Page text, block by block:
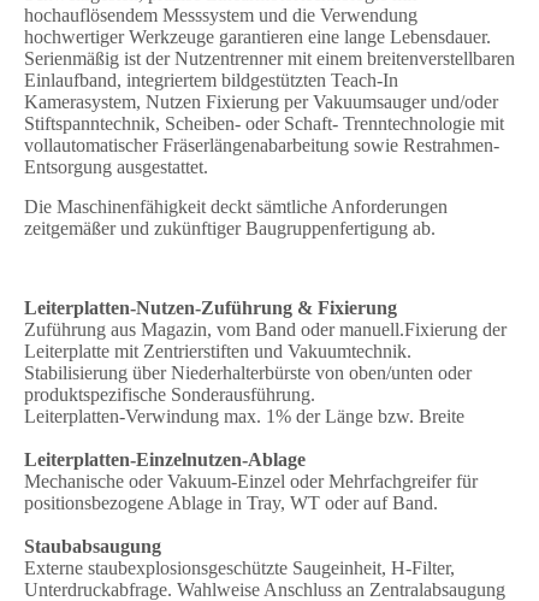
hochauflösendem Messsystem und die Verwendung
hochwertiger Werkzeuge garantieren eine lange Lebensdauer.
Serienmäßig ist der Nutzentrenner mit einem breitenverstellbaren
Einlaufband, integriertem bildgestützten Teach-In
Kamerasystem, Nutzen Fixierung per Vakuumsauger und/oder
Stiftspanntechnik, Scheiben- oder Schaft- Trenntechnologie mit
vollautomatischer Fräserlängenabarbeitung sowie Restrahmen-
Entsorgung ausgestattet.
Die Maschinenfähigkeit deckt sämtliche Anforderungen
zeitgemäßer und zukünftiger Baugruppenfertigung ab.
Leiterplatten-Nutzen-Zuführung & Fixierung
Zuführung aus Magazin, vom Band oder manuell.Fixierung der
Leiterplatte mit Zentrierstiften und Vakuumtechnik.
Stabilisierung über Niederhalterbürste von oben/unten oder
produktspezifische Sonderausführung.
Leiterplatten-Verwindung max. 1% der Länge bzw. Breite
Leiterplatten-Einzelnutzen-Ablage
Mechanische oder Vakuum-Einzel oder Mehrfachgreifer für
positionsbezogene Ablage in Tray, WT oder auf Band.
Staubabsaugung
Externe staubexplosionsgeschützte Saugeinheit, H-Filter,
Unterdruckabfrage. Wahlweise Anschluss an Zentralabsaugung